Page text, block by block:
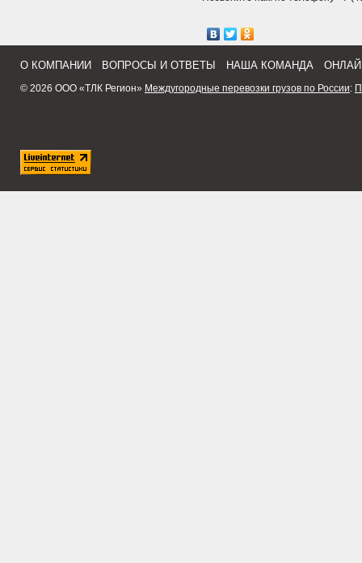
О КОМПАНИИ ВОПРОСЫ И ОТВЕТЫ НАША КОМАНДА
© 2026 ООО «ТЛК Регион» Междугородные перевозки грузов по России: